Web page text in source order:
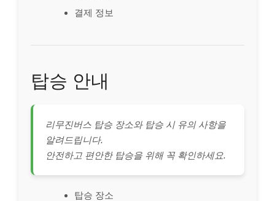
결제 정보
탑승 안내
리무진버스 탑승 장소와 탑승 시 유의 사항을
알려드립니다.
안전하고 편안한 탑승을 위해 꼭 확인하세요.
탑승 장소